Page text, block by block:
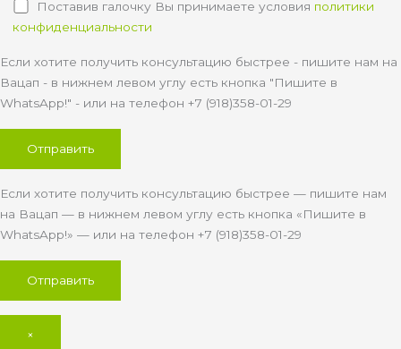
Поставив галочку Вы принимаете условия политики
конфиденциальности
Если хотите получить консультацию быстрее - пишите нам на
Вацап - в нижнем левом углу есть кнопка "Пишите в
WhatsApp!" - или на телефон +7 (918)358-01-29
Если хотите получить консультацию быстрее — пишите нам
на Вацап — в нижнем левом углу есть кнопка «Пишите в
WhatsApp!» — или на телефон +7 (918)358-01-29
×